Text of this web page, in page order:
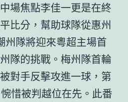
場焦點李佳一更是在終
比分，幫助球隊從惠州
州隊將迎來粵超主場首
隊的挑戰。梅州隊首輪
對手反擊攻進一球，第
惜被判越位在先。此番